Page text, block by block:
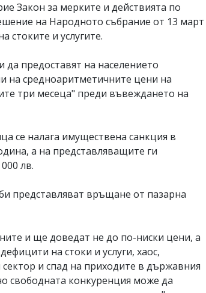
Закон за мерките и действията по
на Народното събрание от 13 март
стоките и услугите.
да предоставят на населението
на средноаритметичните цени на
три месеца" преди въвеждането на
се налага имуществена санкция в
а на представляващите ги
лв.
представляват връщане от пазарна
и ще доведат не до по-ниски цени, а
на стоки и услуги, хаос,
и спад на приходите в държавния
свободната конкуренция може да